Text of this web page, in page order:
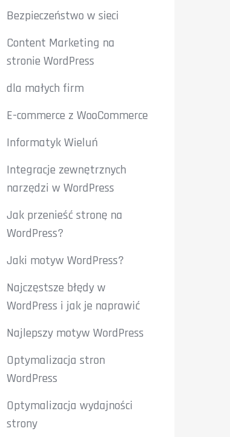
Bezpieczeństwo w sieci
Content Marketing na
stronie WordPress
dla małych firm
E-commerce z WooCommerce
Informatyk Wieluń
Integracje zewnętrznych
narzędzi w WordPress
Jak przenieść stronę na
WordPress?
Jaki motyw WordPress?
Najczęstsze błędy w
WordPress i jak je naprawić
Najlepszy motyw WordPress
Optymalizacja stron
WordPress
Optymalizacja wydajności
strony